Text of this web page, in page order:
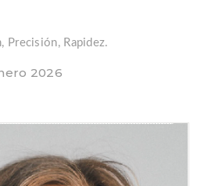
Precisión, Rapidez.
2026